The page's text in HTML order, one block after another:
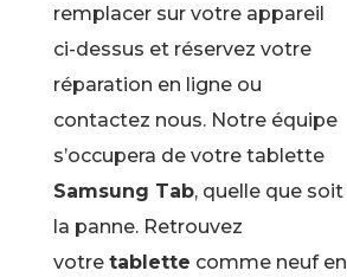
remplacer sur votre appareil
ci-dessus et réservez votre
réparation en ligne ou
contactez nous. Notre équipe
s’occupera de votre tablette
Samsung Tab, quelle que soit
la panne. Retrouvez
votre tablette comme neuf en